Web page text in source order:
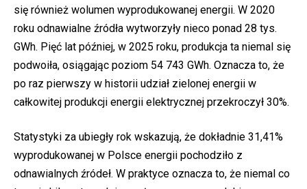
się również wolumen wyprodukowanej energii. W 2020
roku odnawialne źródła wytworzyły nieco ponad 28 tys.
GWh. Pięć lat później, w 2025 roku, produkcja ta niemal się
podwoiła, osiągając poziom 54 743 GWh. Oznacza to, że
po raz pierwszy w historii udział zielonej energii w
całkowitej produkcji energii elektrycznej przekroczył 30%.
Statystyki za ubiegły rok wskazują, że dokładnie 31,41%
wyprodukowanej w Polsce energii pochodziło z
odnawialnych źródeł. W praktyce oznacza to, że niemal co